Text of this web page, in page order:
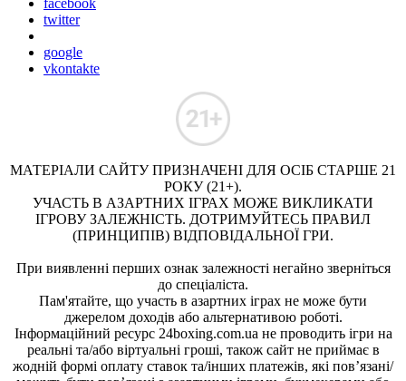
twitter
google
vkontakte
МАТЕРІАЛИ САЙТУ ПРИЗНАЧЕНІ ДЛЯ ОСІБ СТАРШЕ 21
РОКУ (21+).
УЧАСТЬ В АЗАРТНИХ ІГРАХ МОЖЕ ВИКЛИКАТИ
ІГРОВУ ЗАЛЕЖНІСТЬ. ДОТРИМУЙТЕСЬ ПРАВИЛ
(ПРИНЦИПІВ) ВІДПОВІДАЛЬНОЇ ГРИ.
При виявленні перших ознак залежності негайно зверніться
до спеціаліста.
Пам'ятайте, що участь в азартних іграх не може бути
джерелом доходів або альтернативою роботі.
Інформаційний ресурс 24boxing.com.ua не проводить ігри на
реальні та/або віртуальні гроші, також сайт не приймає в
жодній формі оплату ставок та/інших платежів, які пов’язані/